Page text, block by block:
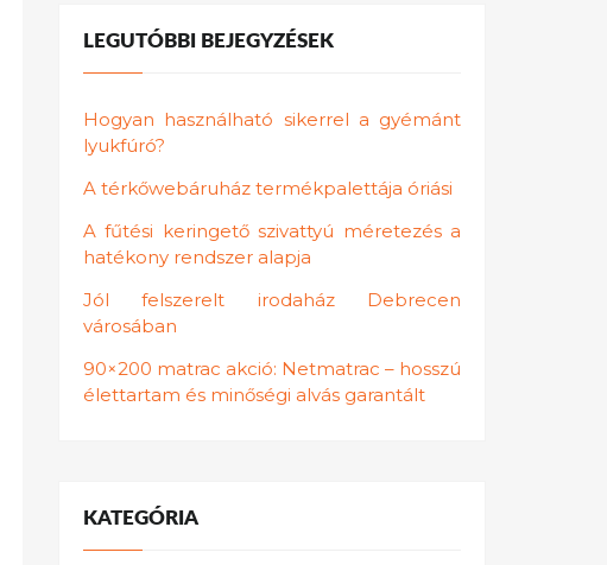
LEGUTÓBBI BEJEGYZÉSEK
Hogyan használható sikerrel a gyémánt
lyukfúró?
A térkőwebáruház termékpalettája óriási
A fűtési keringető szivattyú méretezés a
hatékony rendszer alapja
Jól felszerelt irodaház Debrecen
városában
90×200 matrac akció: Netmatrac – hosszú
élettartam és minőségi alvás garantált
KATEGÓRIA